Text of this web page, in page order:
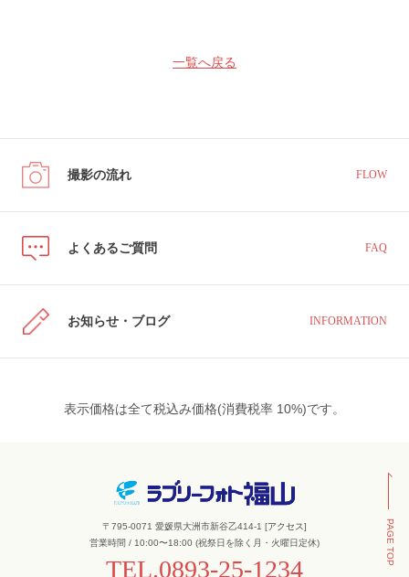
一覧へ戻る
撮影の流れ FLOW
よくあるご質問 FAQ
お知らせ・ブログ INFORMATION
表示価格は全て税込み価格(消費税率 10%)です。
〒795-0071 愛媛県大洲市新谷乙414-1 [アクセス]
営業時間 / 10:00〜18:00 (祝祭日を除く月・火曜日定休)
TEL.0893-25-1234
PAGE TOP